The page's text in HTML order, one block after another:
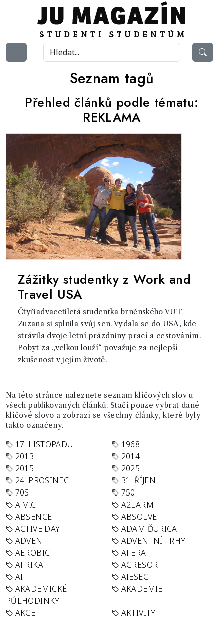
Seznam tagů
Přehled článků podle tématu:
REKLAMA
Zážitky studentky z Work and
Travel USA
Čtyřiadvacetiletá studentka brněnského VUT
Zuzana si splnila svůj sen. Vydala se do USA, kde
strávila dvoje letní prázdniny prací a cestováním.
Pobyt za „velkou louží“ považuje za nejlepší
zkušenost v jejím životě.
Na této stránce naleznete seznam klíčových slov u
všech publikovaných článků. Stačí pouze vybrat dané
klíčové slovo a zobrazí se všechny články, které byly
takto označeny.
17. LISTOPADU
1968
2013
2014
2015
2025
24. PROSINEC
31. ŘÍJEN
70S
750
A.M.C.
A2LARM
ABSENCE
ABSOLVET
ACTIVE DAY
ADAM ĎURICA
ADVENT
ADVENTNÍ TRHY
AEROBIC
AFERA
AFRIKA
AGRESOR
AI
AIESEC
AKADEMICKÉ
PŮLHODINKY
AKADEMIE
AKCE
AKTIVITY